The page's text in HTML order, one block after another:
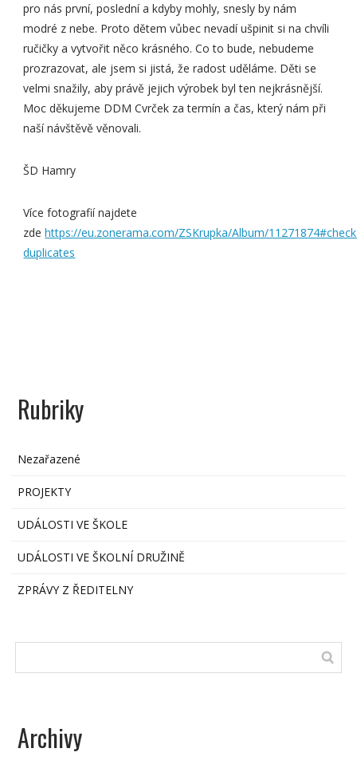
pro nás první, poslední a kdyby mohly, snesly by nám
modré z nebe. Proto dětem vůbec nevadí ušpinit si na chvíli
ručičky a vytvořit něco krásného. Co to bude, nebudeme
prozrazovat, ale jsem si jistá, že radost uděláme. Děti se
velmi snažily, aby právě jejich výrobek byl ten nejkrásnější.
Moc děkujeme DDM Cvrček za termín a čas, který nám při
naší návštěvě věnovali.
ŠD Hamry
Více fotografií najdete
zdehttps://eu.zonerama.com/ZSKrupka/Album/
duplicates
Rubriky
Nezařazené
PROJEKTY
UDÁLOSTI VE ŠKOLE
UDÁLOSTI VE ŠKOLNÍ DRUŽINĚ
ZPRÁVY Z ŘEDITELNY
Archivy